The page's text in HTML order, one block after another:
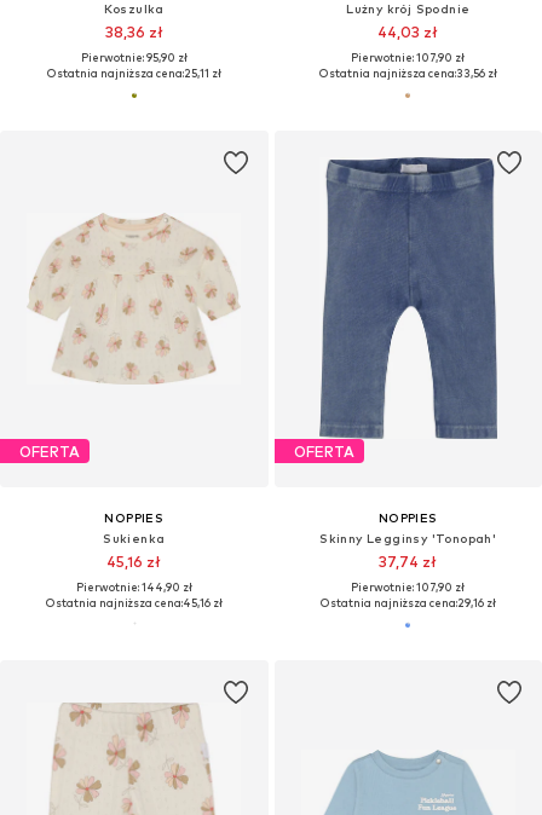
Koszulka
38,36 zł
Pierwotnie: 95,90 zł
Ostatnia najniższa cena:25,11 zł
Lużny krój Spodnie
44,03 zł
Pierwotnie: 107,90 zł
Ostatnia najniższa cena:33,56 zł
OFERTA
NOPPIES
Sukienka
45,16 zł
Pierwotnie: 144,90 zł
Ostatnia najniższa cena:45,16 zł
OFERTA
NOPPIES
Skinny Legginsy 'Tonopah'
37,74 zł
Pierwotnie: 107,90 zł
Ostatnia najniższa cena:29,16 zł